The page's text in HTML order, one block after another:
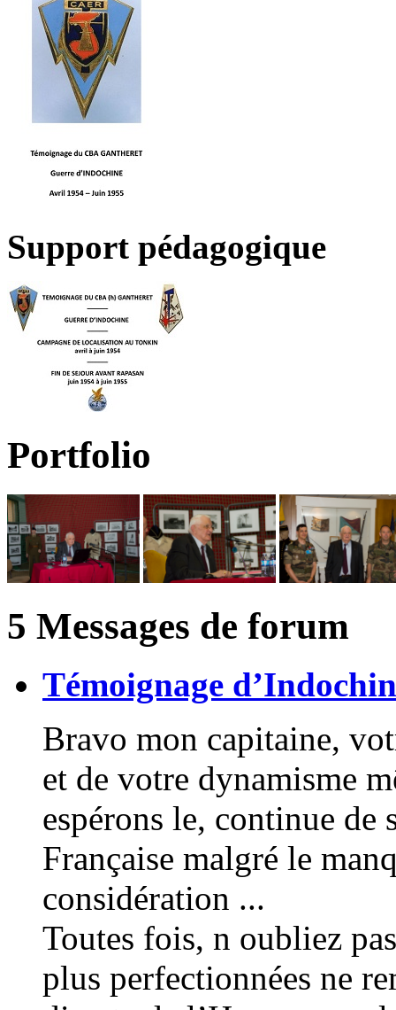
Support pédagogique
Portfolio
5 Messages de forum
Témoignage
Bravo mon capitaine,
et de votre dynamisme
espérons le, continue de
Française malgré le
considération ...
Toutes fois, n oubliez
plus perfectionnées ne